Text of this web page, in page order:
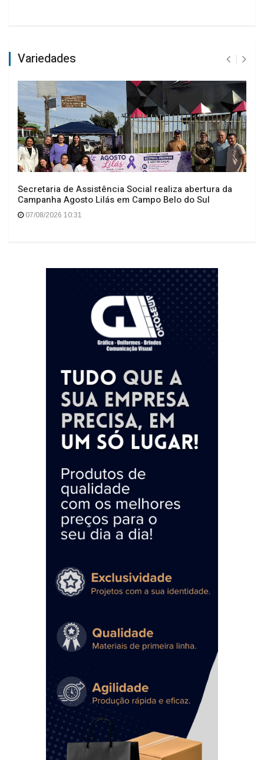
Variedades
Secretaria de Assistência Social realiza abertura da
Campanha Agosto Lilás em Campo Belo do Sul
07/08/2026 10:31